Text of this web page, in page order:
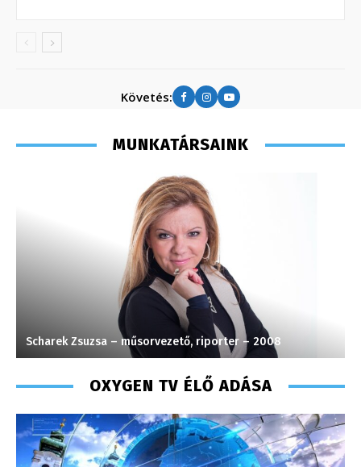
Követés:
MUNKATÁRSAINK
Scharek Zsuzsa – műsorvezető, riporter – 2008
OXYGEN TV ÉLŐ ADÁSA